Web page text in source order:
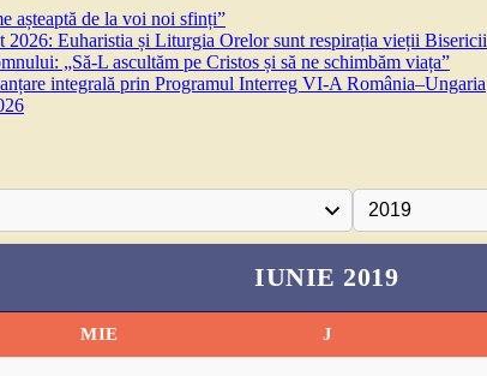
așteaptă de la voi noi sfinți”
Euharistia și Liturgia Orelor sunt respirația vieții Bisericii
„Să-L ascultăm pe Cristos și să ne schimbăm viața”
integrală prin Programul Interreg VI-A România–Ungaria
IUNIE 2019
MIE J